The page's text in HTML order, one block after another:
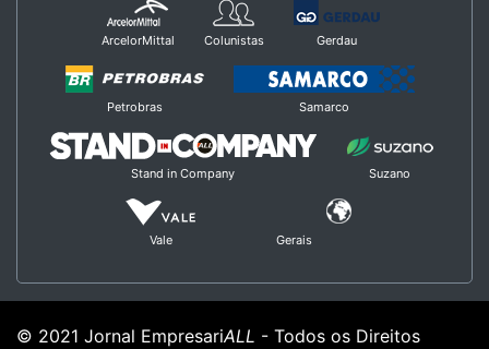
ArcelorMittal Colunistas Gerdau
Petrobras Samarco
Stand in Company Suzano
Vale Gerais
© 2021 Jornal EmpresariALL - Todos os Direitos